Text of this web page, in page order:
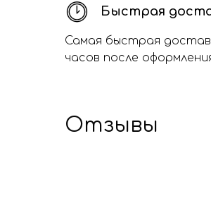
Быстрая
Самая быстрая
часов после
Отзывы